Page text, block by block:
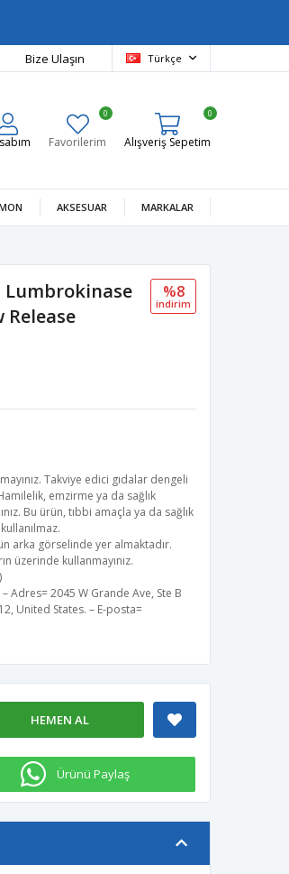
Bize Ulaşın Türkçe
Favorilerim
0
Alışveriş Sepetim
0
AKSESUAR MARKALAR
Lumbrokinase
%8
i̇ndi̇ri̇m
Takviye edici gıdalar dengeli
emzirme ya da sağlık
Bu ürün, tıbbi amaçla ya da sağlık
arka görselinde yer almaktadır.
üzerinde kullanmayınız.
Adres= 2045 W Grande Ave, Ste B
United States. – E-posta=
HEMEN AL
Ürünü Paylaş